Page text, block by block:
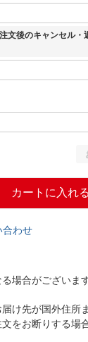
(
須
文後のキャンセル・
カートに入れる
合わせ
場合がございま
け先が国外住所
をお断りする場